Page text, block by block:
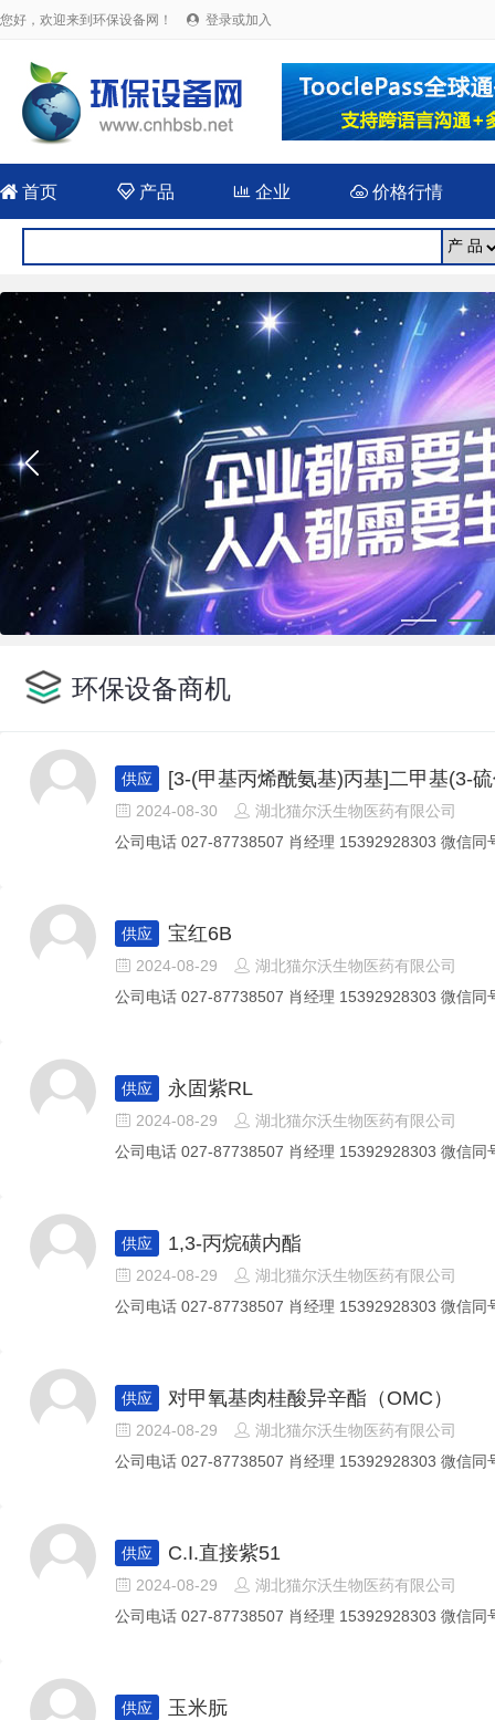
您好，欢迎来到环保设备网！  登录或加入
 首页 产品  企业 价格行情

环保设备商机
供应 [3-(甲基丙烯酰氨基)丙基]二甲基(3-
 2024-08-30  湖北猫尔沃生物医药有限公司
公司电话 027-87738507 肖经理 15392928303 微信同
供应 宝红6B
 2024-08-29  湖北猫尔沃生物医药有限公司
公司电话 027-87738507 肖经理 15392928303 微信同
供应 永固紫RL
 2024-08-29  湖北猫尔沃生物医药有限公司
公司电话 027-87738507 肖经理 15392928303 微信同
供应 1,3-丙烷磺内酯
 2024-08-29  湖北猫尔沃生物医药有限公司
公司电话 027-87738507 肖经理 15392928303 微信同
供应 对甲氧基肉桂酸异辛酯（OMC）
 2024-08-29  湖北猫尔沃生物医药有限公司
公司电话 027-87738507 肖经理 15392928303 微信同
供应 C.I.直接紫51
 2024-08-29  湖北猫尔沃生物医药有限公司
公司电话 027-87738507 肖经理 15392928303 微信同
供应 玉米朊